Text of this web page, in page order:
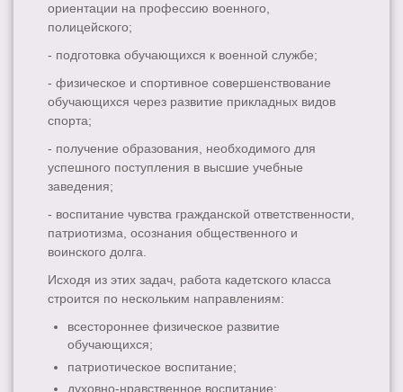
ориентации на профессию военного,
полицейского;
- подготовка обучающихся к военной службе;
- физическое и спортивное совершенствование
обучающихся через развитие прикладных видов
спорта;
- получение образования, необходимого для
успешного поступления в высшие учебные
заведения;
- воспитание чувства гражданской ответственности,
патриотизма, осознания общественного и
воинского долга.
Исходя из этих задач, работа кадетского класса
строится по нескольким направлениям:
всестороннее физическое развитие
обучающихся;
патриотическое воспитание;
духовно-нравственное воспитание;